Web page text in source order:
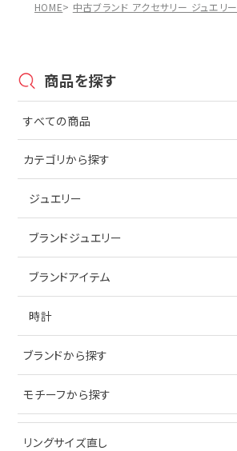
HOME 中古ブランド アクセサリー ジュエリー
商品を探す
すべての商品
カテゴリから探す
ジュエリー
アイテムで探す
ブレスレット
ブランドジュエリー
アイテムで探す
イヤリング
ブランドアイテム
アイテムで探す
キーケース
時計
ブランドで探す
オメガ
ブランドから探す
ティファニー
ブルガリ
モチーフから探す
リングサイズ直し